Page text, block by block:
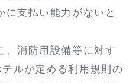
に支払い能力がないと
、消防用設備等に対す
ルが定める利用規則の